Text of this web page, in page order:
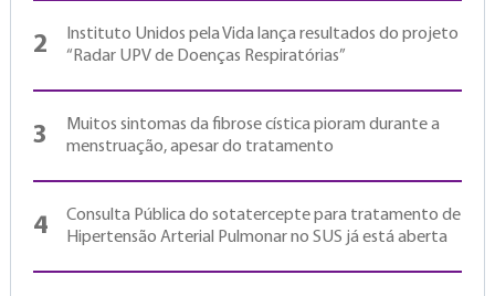
2
Instituto Unidos pela Vida lança resultados do projeto
“Radar UPV de Doenças Respiratórias”
3
Muitos sintomas da fibrose cística pioram durante a
menstruação, apesar do tratamento
4
Consulta Pública do sotatercepte para tratamento de
Hipertensão Arterial Pulmonar no SUS já está aberta